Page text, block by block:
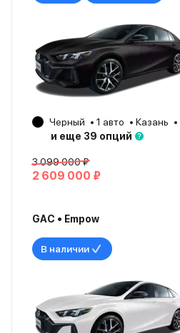
Черный 1 авто Казань
и еще 39 опций
3 099 000 ₽
2 609 000 ₽
GAC • Empow
В наличии